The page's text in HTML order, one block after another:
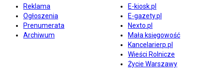
Reklama
Ogłoszenia
Prenumerata
Archiwum
E-kiosk.pl
E-gazety.pl
Nexto.pl
Mała księgowość
Kancelarierp.pl
Wieści Rolnicze
Życie Warszawy